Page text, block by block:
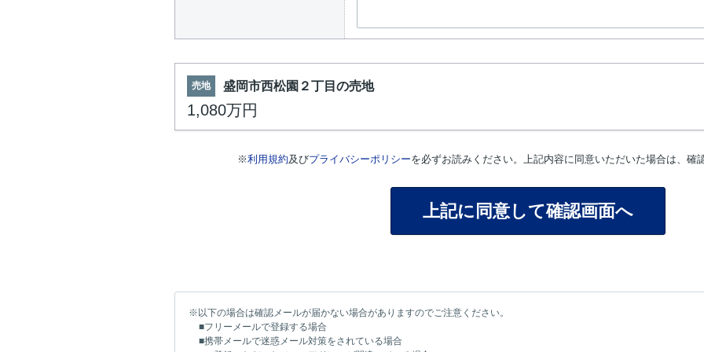
売地 盛岡市西松園２丁目の売地
1,080万円
※利用規約及びプライバシーポリシーを必ずお読みください。上記内容に同意いただいた場合は、確
※以下の場合は確認メールが届かない場合がありますのでご注意ください。
■フリーメールで登録する場合
■携帯メールで迷惑メール対策をされている場合